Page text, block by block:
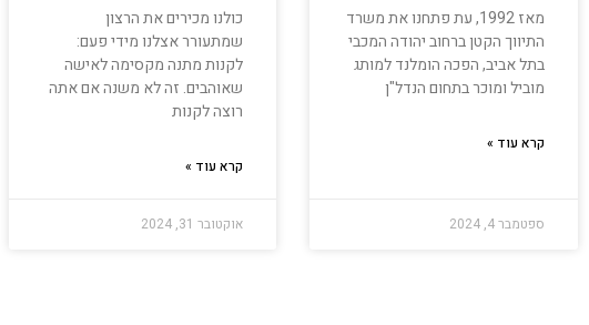
מאז 1992, עת פתחנו את משרד
התיווך הקטן ברחוב יהודה המכבי
בתל אביב, הפכה הומלנד למותג
מוביל ומוכר בתחום הנדל"ן
קרא עוד »
ספטמבר 4, 2024
כולנו מכירים את הרצון
שמתעורר אצלנו מידי פעם:
לקנות מתנה מקסימה לאישה
שאוהבים. זה לא משנה אם אתה
רוצה לקנות
קרא עוד »
אוקטובר 31, 2024